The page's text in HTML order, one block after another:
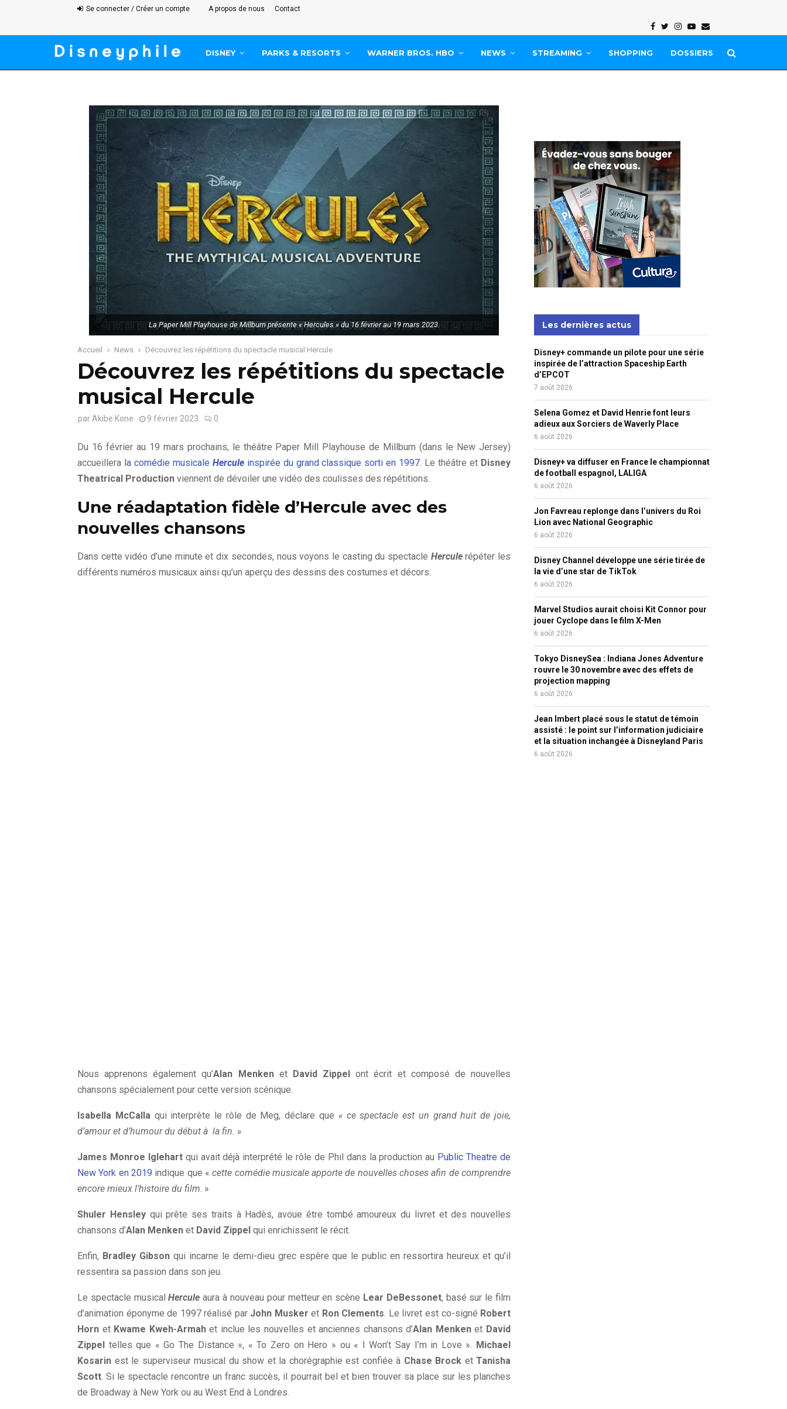
Se connecter / Créer un compte A propos de nous Contact
Facebook
Twitter
Instagram
Youtube
Email
DISNEY PARKS & RESORTS WARNER BROS. HBO NEWS STREAMING SHOPPING DOSSIERS
La Paper Mill Playhouse de Millburn présente « Hercules » du 16 février au 19 mars 2023.
Accueil News Découvrez les répétitions du spectacle musical Hercule
Découvrez les répétitions du spectacle
musical Hercule
par Akibe Kone 9 février 2023 0
Du 16 février au 19 mars prochains, le théâtre Paper Mill Playhouse de Millburn (dans le New Jersey)
accueillera la comédie musicale Herculeinspirée du grand classique sorti en 1997. Le théâtre et Disney
Theatrical Production viennent de dévoiler une vidéo des coulisses des répétitions.
Une réadaptation fidèle d’Hercule avec des
nouvelles chansons
Dans cette vidéo d’une minute et dix secondes, nous voyons le casting du spectacle Herculerépéter les
différents numéros musicaux ainsi qu’un aperçu des dessins des costumes et décors.
Nous apprenons également qu’Alan Menkenet David Zippel ont écrit et composé de nouvelles
chansons spécialement pour cette version scénique.
Isabella McCalla qui interprète le rôle de Meg, déclare que « ce spectacle est un grand huit de joie,
d’amour et d’humour du début à la fin. »
James Monroe Iglehartqui avait déjà interprété le rôle de Phil dans la production au Public Theatre de
New York en 2019 indique que «cette comédie musicale apporte de nouvelles choses afin de comprendre
encore mieux l’histoire du film. »
Shuler Hensley qui prête ses traits à Hadès, avoue être tombé amoureux du livret et des nouvelles
chansons d’Alan Menken et David Zippel qui enrichissent le récit.
Enfin, Bradley Gibson qui incarne le demi-dieu grec espère que le public en ressortira heureux et qu’il
ressentira sa passion dans son jeu.
Le spectacle musicalHercule aura à nouveau pour metteur en scène Lear DeBessonet, basé sur le film
d’animation éponyme de 1997 réalisé par John Musker et Ron Clements. Le livret est co-signé Robert
Horn et Kwame Kweh-Armahet inclue les nouvelles et anciennes chansons d’Alan Menkenet David
Zippel telles que « Go The Distance », « To Zero on Hero » ou « I Won’t Say I’m in Love ». Michael
Kosarin est le superviseur musical du show et la chorégraphie est confiée à Chase Brock et Tanisha
Scott. Si le spectacle rencontre un franc succès, il pourrait bel et bien trouver sa place sur les planches
de Broadway à New York ou au West End à Londres.
Les dernières actus
Disney+ commande un pilote pour une série
inspirée de l’attraction Spaceship Earth
d’EPCOT
7 août 2026
Selena Gomez et David Henrie font leurs
adieux aux Sorciers de Waverly Place
6 août 2026
Disney+ va diffuser en France le championnat
de football espagnol, LALIGA
6 août 2026
Jon Favreau replonge dans l’univers du Roi
Lion avec National Geographic
6 août 2026
Disney Channel développe une série tirée de
la vie d’une star de TikTok
6 août 2026
Marvel Studios aurait choisi Kit Connor pour
jouer Cyclope dans le film X-Men
6 août 2026
Tokyo DisneySea : Indiana Jones Adventure
rouvre le 30 novembre avec des effets de
projection mapping
6 août 2026
Jean Imbert placé sous le statut de témoin
assisté : le point sur l’information judiciaire
et la situation inchangée à Disneyland Paris
6 août 2026